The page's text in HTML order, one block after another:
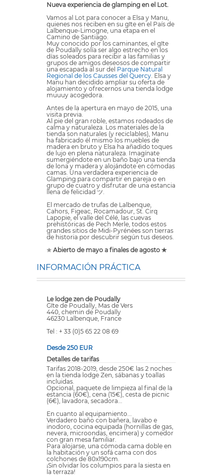
Nueva experiencia de glamping en el Lot.
Vamos al Lot para conocer a Elsa y Manu,
quienes nos reciben en su gîte en el País de
Lalbenque-Limogne, una etapa en el
Camino de Santiago.
Muy conocido por los caminantes, el gîte
de Poudally solía ser algo estrecho en los
días soleados para recibir a las familias y
grupos de amigos deseosos de compartir
una escapada al sur del Parque Natural
Regional de los Causses del Quercy . Elsa y
Manu han decidido ampliar su oferta de
alojamiento y ofrecernos una tienda lodge
muuuy acogedora.
Antes de la apertura en mayo de 2015, una
visita previa.
Al pie del gran roble, estamos rodeados de
calma y naturaleza. Los materiales de la
tienda son naturales (y reciclables), Manu
ha fabricado él mismo los muebles de
madera en bruto y Elsa ha añadido toques
de lujo en plena naturaleza. Imagínate
sumergiéndote en un baño bajo una tienda
de lona y madera y alojándote en cómodas
camas. Una verdadera experiencia de
Glamping para compartir en pareja o en
grupo de cuatro y disfrutar de una estancia
llena de felicidad ツ.
El mercado de trufas de Lalbenque,
Cahors, Figeac, Rocamadour, St. Cirq
Lapopie, el valle del Célé, las cuevas
prehistóricas de Pech Merle, todos estos
grandes sitios de Midi-Pyrénées son tierras
de historia por descubrir según tus deseos.
✯ Abierto de mayo a finales de agosto ✯
INFORMACIÓN PRÁCTICA
Le lodge zen de Poudally
Gîte de Poudally, Mas de Vers
440, chemin de Poudally
46230 Lalbenque, France
Tel : + 33 (0)5 65 22 08 69
Desde 250 EUR
Detalles de tarifas
Tarifas 2018-2019, desde 250€ las 2 noches
en la tienda lodge Zen, sábanas y toallas
incluidas.
Opcional, paquete de limpieza al final de la
estancia (60€), cena (15€), cesta de picnic
(6€), lavadora, secadora...
En cuanto al equipamiento...
Verdadero baño con bañera, lavabo e
inodoro, cocina equipada (hornillas de gas,
nevera, microondas, encimera) y comedor
con gran mesa familiar.
Para alojarse, una cómoda cama doble en
la habitación y un sofá cama con dos
colchones de 80x190cm.
¡Sin olvidar los columpios para la siesta en
la terraza!